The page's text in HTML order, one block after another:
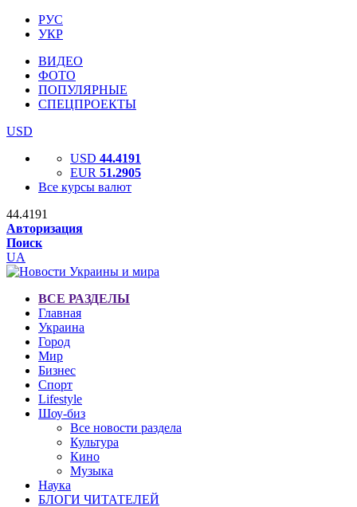
РУС
УКР
ВИДЕО
ФОТО
ПОПУЛЯРНЫЕ
СПЕЦПРОЕКТЫ
USD
USD 44.4191
EUR 51.2905
Все курсы валют
44.4191
Авторизация
Поиск
UA
ВСЕ РАЗДЕЛЫ
Главная
Украина
Город
Мир
Бизнес
Спорт
Lifestyle
Шоу-биз
Все новости раздела
Культура
Кино
Музыка
Наука
БЛОГИ ЧИТАТЕЛЕЙ